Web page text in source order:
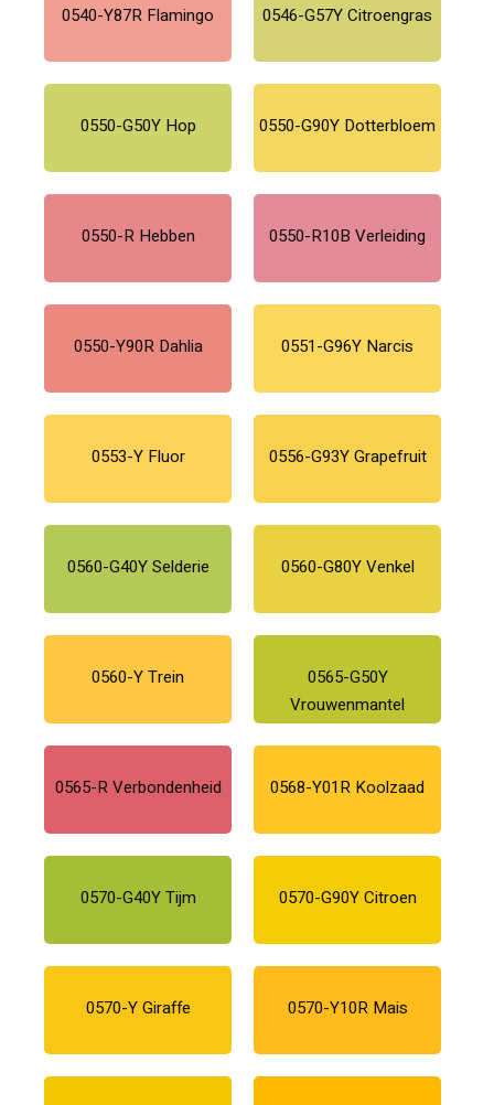
0540-Y87R Flamingo 0546-G57Y Citroengras
0550-G50Y Hop 0550-G90Y Dotterbloem
0550-R Hebben 0550-R10B Verleiding
0550-Y90R Dahlia 0551-G96Y Narcis
0553-Y Fluor 0556-G93Y Grapefruit
0560-G40Y Selderie 0560-G80Y Venkel
0560-Y Trein
0565-G50Y
Vrouwenmantel
0565-R Verbondenheid 0568-Y01R Koolzaad
0570-G40Y Tijm 0570-G90Y Citroen
0570-Y Giraffe 0570-Y10R Mais